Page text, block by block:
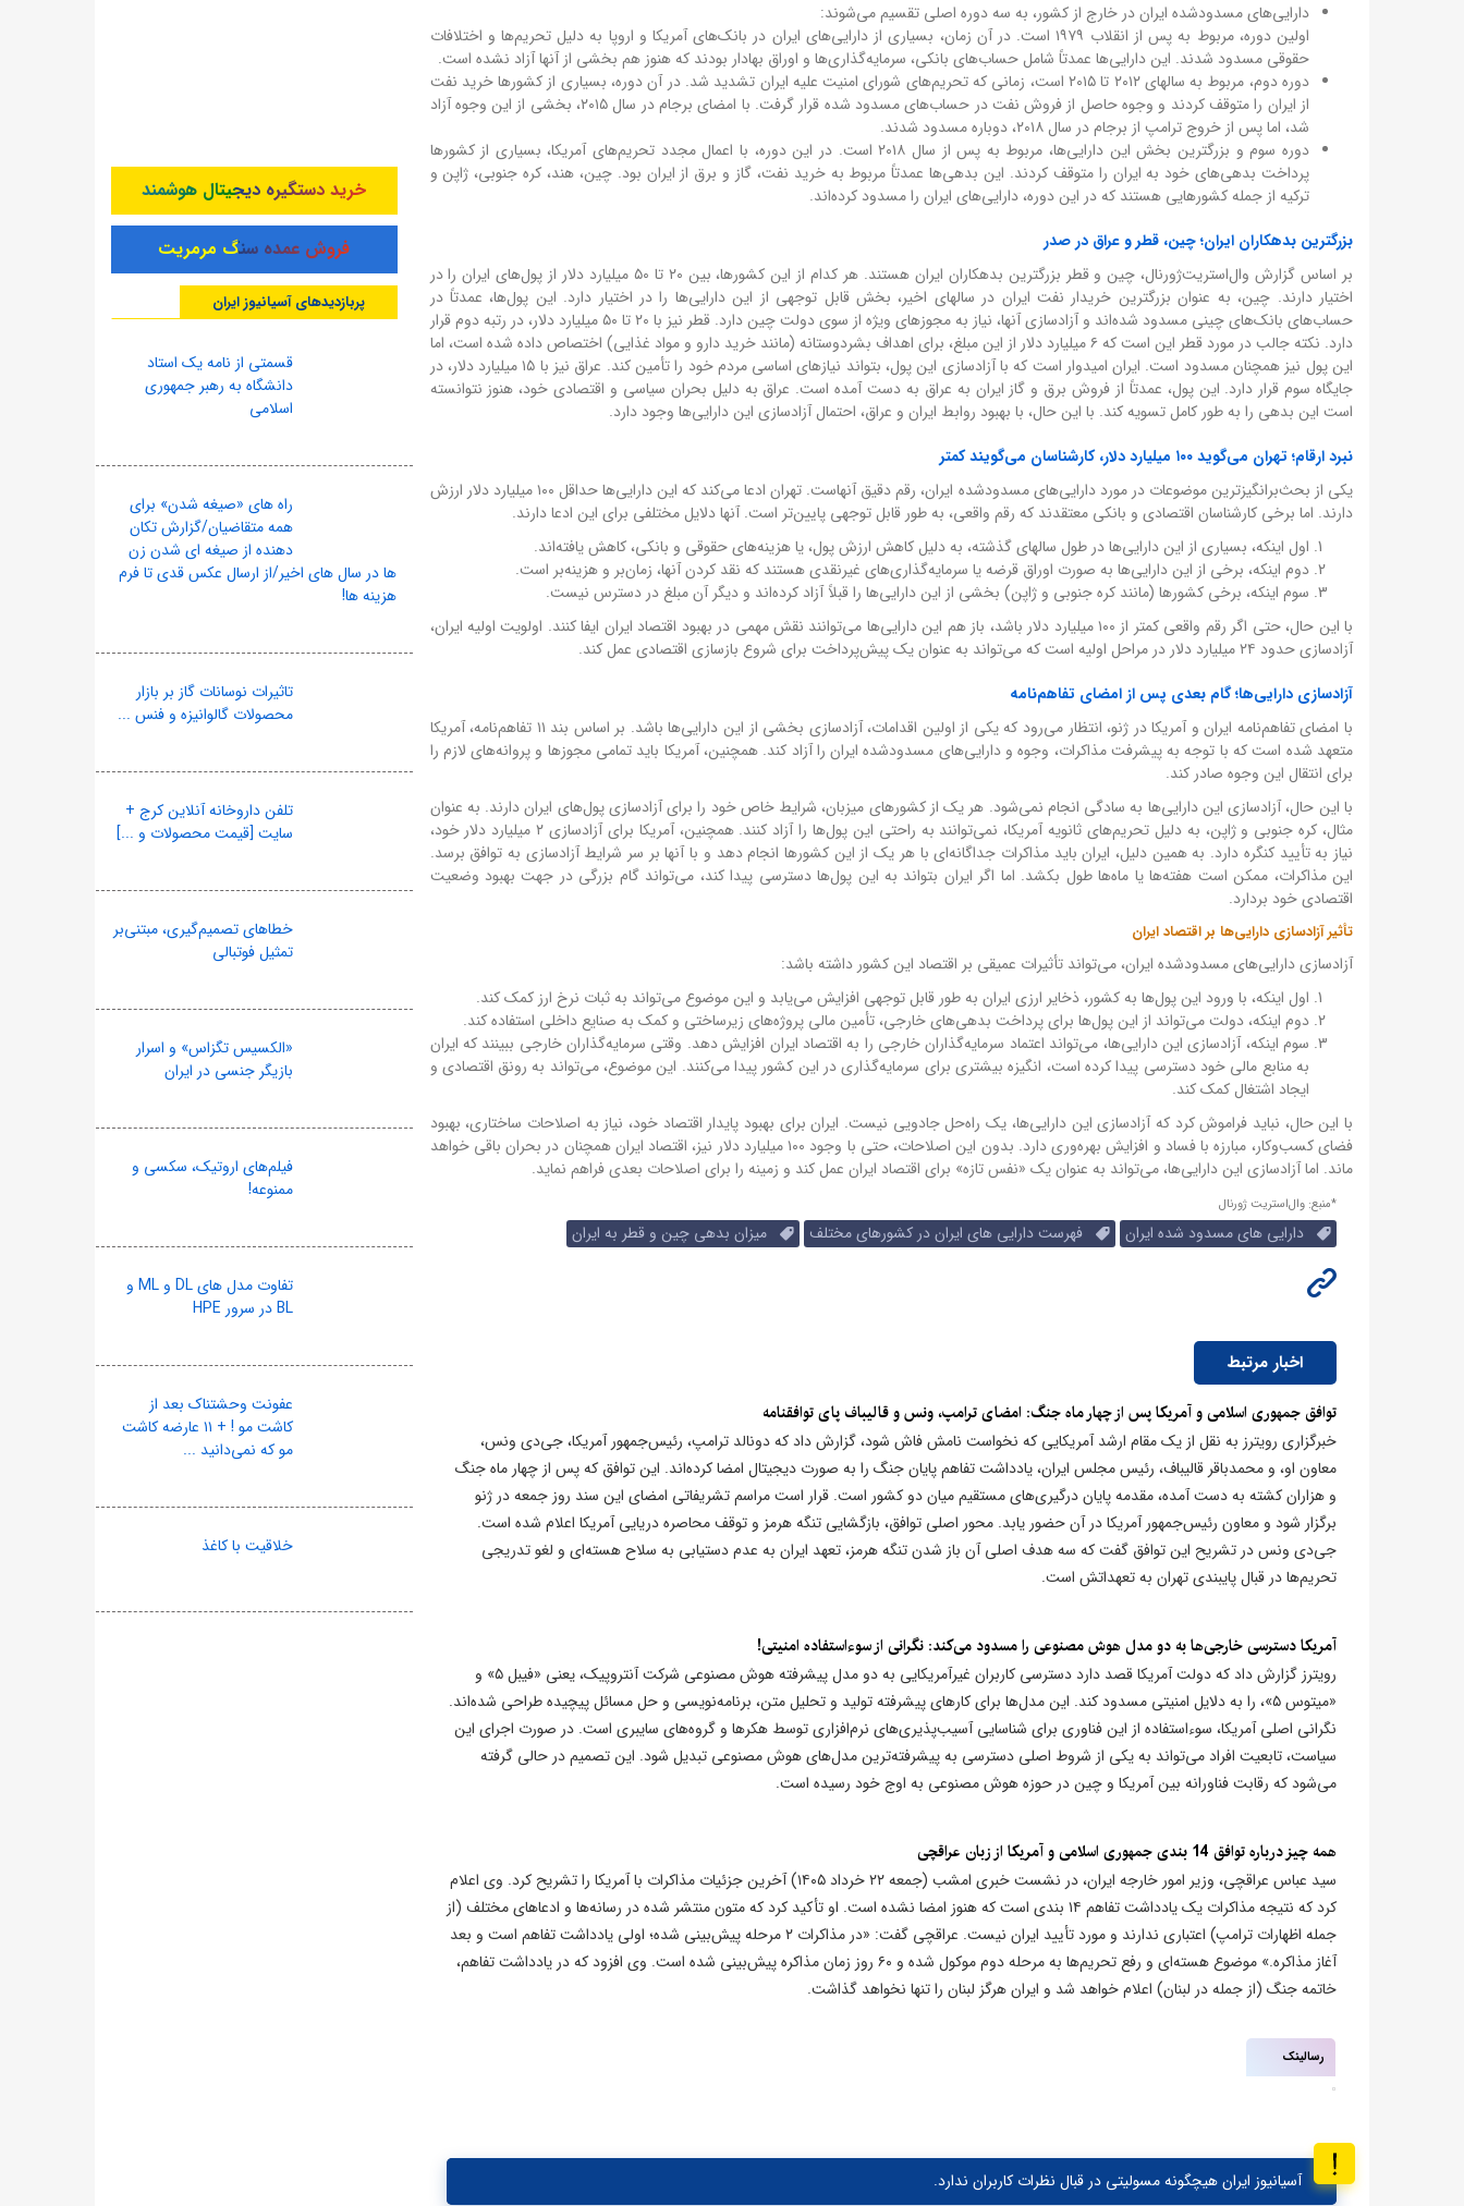
دارایی‌های مسدودشده ایران در خارج از کشور، به سه دوره اصلی تقسیم می‌شوند:
اولین دوره، مربوط به پس از انقلاب ۱۹۷۹ است. در آن زمان، بسیاری از دارایی‌های ایران در بانک‌های آمریکا و اروپا به دلیل تحریم‌ها و اختلافات
حقوقی مسدود شدند. این دارایی‌ها عمدتاً شامل حساب‌های بانکی، سرمایه‌گذاری‌ها و اوراق بهادار بودند که هنوز هم بخشی از آنها آزاد نشده است.
دوره دوم، مربوط به سالهای ۲۰۱۲ تا ۲۰۱۵ است، زمانی که تحریم‌های شورای امنیت علیه ایران تشدید شد. در آن دوره، بسیاری از کشورها خرید نفت
از ایران را متوقف کردند و وجوه حاصل از فروش نفت در حساب‌های مسدود شده قرار گرفت. با امضای برجام در سال ۲۰۱۵، بخشی از این وجوه آزاد
شد، اما پس از خروج ترامپ از برجام در سال ۲۰۱۸، دوباره مسدود شدند.
دوره سوم و بزرگترین بخش این دارایی‌ها، مربوط به پس از سال ۲۰۱۸ است. در این دوره، با اعمال مجدد تحریم‌های آمریکا، بسیاری از کشورها
پرداخت بدهی‌های خود به ایران را متوقف کردند. این بدهی‌ها عمدتاً مربوط به خرید نفت، گاز و برق از ایران بود. چین، هند، کره جنوبی، ژاپن و
ترکیه از جمله کشورهایی هستند که در این دوره، دارایی‌های ایران را مسدود کرده‌اند.
بزرگترین بدهکاران ایران؛ چین، قطر و عراق در صدر
بر اساس گزارش وال‌استریت‌ژورنال، چین و قطر بزرگترین بدهکاران ایران هستند. هر کدام از این کشورها، بین ۲۰ تا ۵۰ میلیارد دلار از پول‌های ایران را در
اختیار دارند. چین، به عنوان بزرگترین خریدار نفت ایران در سالهای اخیر، بخش قابل توجهی از این دارایی‌ها را در اختیار دارد. این پول‌ها، عمدتاً در
حساب‌های بانک‌های چینی مسدود شده‌اند و آزادسازی آنها، نیاز به مجوزهای ویژه از سوی دولت چین دارد. قطر نیز با ۲۰ تا ۵۰ میلیارد دلار، در رتبه دوم قرار
دارد. نکته جالب در مورد قطر این است که ۶ میلیارد دلار از این مبلغ، برای اهداف بشردوستانه (مانند خرید دارو و مواد غذایی) اختصاص داده شده است، اما
این پول نیز همچنان مسدود است. ایران امیدوار است که با آزادسازی این پول، بتواند نیازهای اساسی مردم خود را تأمین کند. عراق نیز با ۱۵ میلیارد دلار، در
جایگاه سوم قرار دارد. این پول، عمدتاً از فروش برق و گاز ایران به عراق به دست آمده است. عراق به دلیل بحران سیاسی و اقتصادی خود، هنوز نتوانسته
است این بدهی را به طور کامل تسویه کند. با این حال، با بهبود روابط ایران و عراق، احتمال آزادسازی این دارایی‌ها وجود دارد.
نبرد ارقام؛ تهران می‌گوید ۱۰۰ میلیارد دلار، کارشناسان می‌گویند کمتر
یکی از بحث‌برانگیزترین موضوعات در مورد دارایی‌های مسدودشده ایران، رقم دقیق آنهاست. تهران ادعا می‌کند که این دارایی‌ها حداقل ۱۰۰ میلیارد دلار ارزش
دارند. اما برخی کارشناسان اقتصادی و بانکی معتقدند که رقم واقعی، به طور قابل توجهی پایین‌تر است. آنها دلایل مختلفی برای این ادعا دارند.
اول اینکه، بسیاری از این دارایی‌ها در طول سالهای گذشته، به دلیل کاهش ارزش پول، یا هزینه‌های حقوقی و بانکی، کاهش یافته‌اند.
دوم اینکه، برخی از این دارایی‌ها به صورت اوراق قرضه یا سرمایه‌گذاری‌های غیرنقدی هستند که نقد کردن آنها، زمان‌بر و هزینه‌بر است.
سوم اینکه، برخی کشورها (مانند کره جنوبی و ژاپن) بخشی از این دارایی‌ها را قبلاً آزاد کرده‌اند و دیگر آن مبلغ در دسترس نیست.
با این حال، حتی اگر رقم واقعی کمتر از ۱۰۰ میلیارد دلار باشد، باز هم این دارایی‌ها می‌توانند نقش مهمی در بهبود اقتصاد ایران ایفا کنند. اولویت اولیه ایران،
آزادسازی حدود ۲۴ میلیارد دلار در مراحل اولیه است که می‌تواند به عنوان یک پیش‌پرداخت برای شروع بازسازی اقتصادی عمل کند.
آزادسازی دارایی‌ها؛ گام بعدی پس از امضای تفاهم‌نامه
با امضای تفاهم‌نامه ایران و آمریکا در ژنو، انتظار می‌رود که یکی از اولین اقدامات، آزادسازی بخشی از این دارایی‌ها باشد. بر اساس بند ۱۱ تفاهم‌نامه، آمریکا
متعهد شده است که با توجه به پیشرفت مذاکرات، وجوه و دارایی‌های مسدودشده ایران را آزاد کند. همچنین، آمریکا باید تمامی مجوزها و پروانه‌های لازم را
برای انتقال این وجوه صادر کند.
با این حال، آزادسازی این دارایی‌ها به سادگی انجام نمی‌شود. هر یک از کشورهای میزبان، شرایط خاص خود را برای آزادسازی پول‌های ایران دارند. به عنوان
مثال، کره جنوبی و ژاپن، به دلیل تحریم‌های ثانویه آمریکا، نمی‌توانند به راحتی این پول‌ها را آزاد کنند. همچنین، آمریکا برای آزادسازی ۲ میلیارد دلار خود،
نیاز به تأیید کنگره دارد. به همین دلیل، ایران باید مذاکرات جداگانه‌ای با هر یک از این کشورها انجام دهد و با آنها بر سر شرایط آزادسازی به توافق برسد.
این مذاکرات، ممکن است هفته‌ها یا ماه‌ها طول بکشد. اما اگر ایران بتواند به این پول‌ها دسترسی پیدا کند، می‌تواند گام بزرگی در جهت بهبود وضعیت
اقتصادی خود بردارد.
تأثیر آزادسازی دارایی‌ها بر اقتصاد ایران
آزادسازی دارایی‌های مسدودشده ایران، می‌تواند تأثیرات عمیقی بر اقتصاد این کشور داشته باشد:
اول اینکه، با ورود این پول‌ها به کشور، ذخایر ارزی ایران به طور قابل توجهی افزایش می‌یابد و این موضوع می‌تواند به ثبات نرخ ارز کمک کند.
دوم اینکه، دولت می‌تواند از این پول‌ها برای پرداخت بدهی‌های خارجی، تأمین مالی پروژه‌های زیرساختی و کمک به صنایع داخلی استفاده کند.
سوم اینکه، آزادسازی این دارایی‌ها، می‌تواند اعتماد سرمایه‌گذاران خارجی را به اقتصاد ایران افزایش دهد. وقتی سرمایه‌گذاران خارجی ببینند که ایران
به منابع مالی خود دسترسی پیدا کرده است، انگیزه بیشتری برای سرمایه‌گذاری در این کشور پیدا می‌کنند. این موضوع، می‌تواند به رونق اقتصادی و
ایجاد اشتغال کمک کند.
با این حال، نباید فراموش کرد که آزادسازی این دارایی‌ها، یک راه‌حل جادویی نیست. ایران برای بهبود پایدار اقتصاد خود، نیاز به اصلاحات ساختاری، بهبود
فضای کسب‌وکار، مبارزه با فساد و افزایش بهره‌وری دارد. بدون این اصلاحات، حتی با وجود ۱۰۰ میلیارد دلار نیز، اقتصاد ایران همچنان در بحران باقی خواهد
ماند. اما آزادسازی این دارایی‌ها، می‌تواند به عنوان یک «نفس تازه» برای اقتصاد ایران عمل کند و زمینه را برای اصلاحات بعدی فراهم نماید.
*منبع: وال‌استریت ژورنال
دارایی های مسدود شده ایران فهرست دارایی های ایران در کشورهای مختلف میزان بدهی چین و قطر به ایران
اخبار مرتبط
توافق جمهوری اسلامی و آمریکا پس از چهار ماه جنگ: امضای ترامپ، ونس و قالیباف پای توافقنامه
خبرگزاری رویترز به نقل از یک مقام ارشد آمریکایی که نخواست نامش فاش شود، گزارش داد که دونالد ترامپ، رئیس‌جمهور آمریکا، جی‌دی ونس،
معاون او، و محمدباقر قالیباف، رئیس مجلس ایران، یادداشت تفاهم پایان جنگ را به صورت دیجیتال امضا کرده‌اند. این توافق که پس از چهار ماه جنگ
و هزاران کشته به دست آمده، مقدمه پایان درگیری‌های مستقیم میان دو کشور است. قرار است مراسم تشریفاتی امضای این سند روز جمعه در ژنو
برگزار شود و معاون رئیس‌جمهور آمریکا در آن حضور یابد. محور اصلی توافق، بازگشایی تنگه هرمز و توقف محاصره دریایی آمریکا اعلام شده است.
جی‌دی ونس در تشریح این توافق گفت که سه هدف اصلی آن باز شدن تنگه هرمز، تعهد ایران به عدم دستیابی به سلاح هسته‌ای و لغو تدریجی
تحریم‌ها در قبال پایبندی تهران به تعهداتش است.
آمریکا دسترسی خارجی‌ها به دو مدل هوش مصنوعی را مسدود می‌کند: نگرانی از سوءاستفاده امنیتی!
رویترز گزارش داد که دولت آمریکا قصد دارد دسترسی کاربران غیرآمریکایی به دو مدل پیشرفته هوش مصنوعی شرکت آنتروپیک، یعنی «فیبل ۵» و
«میتوس ۵»، را به دلایل امنیتی مسدود کند. این مدل‌ها برای کارهای پیشرفته تولید و تحلیل متن، برنامه‌نویسی و حل مسائل پیچیده طراحی شده‌اند.
نگرانی اصلی آمریکا، سوءاستفاده از این فناوری برای شناسایی آسیب‌پذیری‌های نرم‌افزاری توسط هکرها و گروه‌های سایبری است. در صورت اجرای این
سیاست، تابعیت افراد می‌تواند به یکی از شروط اصلی دسترسی به پیشرفته‌ترین مدل‌های هوش مصنوعی تبدیل شود. این تصمیم در حالی گرفته
می‌شود که رقابت فناورانه بین آمریکا و چین در حوزه هوش مصنوعی به اوج خود رسیده است.
همه چیز درباره توافق 14 بندی جمهوری اسلامی و آمریکا از زبان عراقچی
سید عباس عراقچی، وزیر امور خارجه ایران، در نشست خبری امشب (جمعه ۲۲ خرداد ۱۴۰۵) آخرین جزئیات مذاکرات با آمریکا را تشریح کرد. وی اعلام
کرد که نتیجه مذاکرات یک یادداشت تفاهم ۱۴ بندی است که هنوز امضا نشده است. او تأکید کرد که متون منتشر شده در رسانه‌ها و ادعاهای مختلف (از
جمله اظهارات ترامپ) اعتباری ندارند و مورد تأیید ایران نیست. عراقچی گفت: «در مذاکرات ۲ مرحله پیش‌بینی شده؛ اولی یادداشت تفاهم است و بعد
آغاز مذاکره.» موضوع هسته‌ای و رفع تحریم‌ها به مرحله دوم موکول شده و ۶۰ روز زمان مذاکره پیش‌بینی شده است. وی افزود که در یادداشت تفاهم،
خاتمه جنگ (از جمله در لبنان) اعلام خواهد شد و ایران هرگز لبنان را تنها نخواهد گذاشت.
رسالینک
آسیانیوز ایران هیچگونه مسولیتی در قبال نظرات کاربران ندارد.
خرید دستگیره دیجیتال هوشمند
فروش عمده سنگ مرمریت
پربازدیدهای آسیانیوز ایران
قسمتی از نامه یک استاد
دانشگاه به رهبر جمهوری
اسلامی
راه های «صیغه شدن» برای
همه متقاضیان/گزارش تکان
دهنده از صیغه ای شدن زن
ها در سال های اخیر/از ارسال عکس قدی تا فرم
هزینه ها!
تاثیرات نوسانات گاز بر بازار
محصولات گالوانیزه و فنس ...
تلفن داروخانه آنلاین کرج +
سایت [قیمت محصولات و ...]
خطاهای تصمیم‌گیری، مبتنی‌بر
تمثیل فوتبالی
«الکسیس تگزاس» و اسرار
بازیگر جنسی در ایران
فیلم‌های اروتیک، سکسی و
ممنوعه!
تفاوت مدل های DL و ML و
BL در سرور HPE
عفونت وحشتناک بعد از
کاشت مو ! + ۱۱ عارضه کاشت
مو که نمی‌دانید ...
خلاقیت با کاغذ